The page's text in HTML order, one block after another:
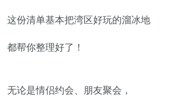
这份清单基本把湾区好玩的溜冰地
都帮你整理好了！
无论是情侣约会、朋友聚会，